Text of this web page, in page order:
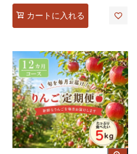
カートに入れる